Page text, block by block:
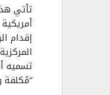
تأتي
إقدام
تسميه
“مُكلفة